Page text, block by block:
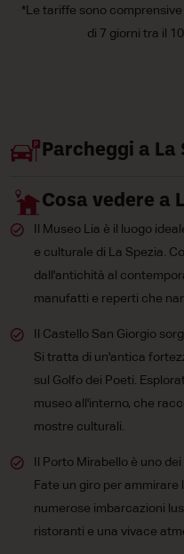
*Le tariffe sono
di 7 giorni tra il
Parcheggi a La
Cosa vedere a
Il Museo Lia è il luogo
e culturale di La Spezia.
dall'antichità al
manufatti e reperti che
Il Castello San Giorgio
Si tratta di un'antica
sul Golfo dei Poeti.
museo all'interno, che
mostre culturali.
Il Porto Mirabello è uno
Fate un giro per
numerose imbarcazioni
ristoranti e una vivace